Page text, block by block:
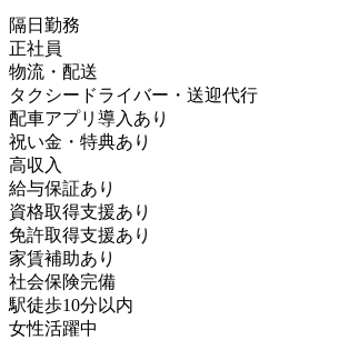
隔日勤務
正社員
物流・配送
タクシードライバー・送迎代行
配車アプリ導入あり
祝い金・特典あり
高収入
給与保証あり
資格取得支援あり
免許取得支援あり
家賃補助あり
社会保険完備
駅徒歩10分以内
女性活躍中